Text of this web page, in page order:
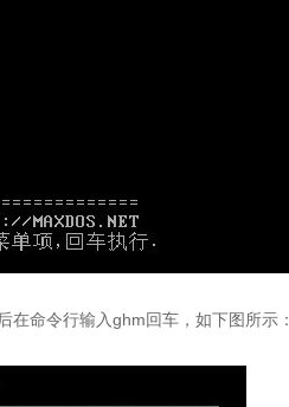
命令行输入ghm回车，如下图所示：